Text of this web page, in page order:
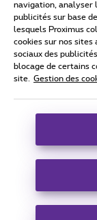
Tous droits
Conditions
Coordonnées de
Boulevard du Roi
Carrier &
navigation, analyser
publicités sur base
lesquels Proximus
cookies sur nos sites
sociaux des
blocage de certains
site.
Gestion des